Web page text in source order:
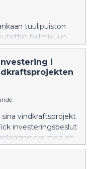
tuulipuiston
helmikuun
arvion mukaan
alkavalla viikolla.
i
vindkraftsprojekt
investeringsbeslut
med en
(Battery Energy